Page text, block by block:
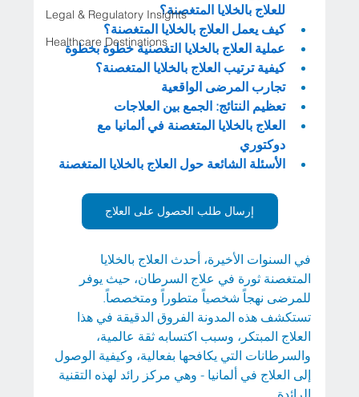
Legal & Regulatory Insights
Healthcare Destinations
للعلاج بالخلايا المتغصنة؟
كيف يعمل العلاج بالخلايا المتغصنة؟
عملية العلاج بالخلايا التغصنية خطوة بخطوة
كيفية ترتيب العلاج بالخلايا المتغصنة؟
تجارب المرضى الواقعية
تعظيم النتائج: الجمع بين العلاجات
العلاج بالخلايا المتغصنة في ألمانيا مع
دوكتوري
الأسئلة الشائعة حول العلاج بالخلايا المتغصنة
إرسال طلب الحصول على العلاج
في السنوات الأخيرة، أحدث العلاج بالخلايا
المتغصنة ثورة في علاج السرطان، حيث يوفر
للمرضى نهجاً شخصياً متطوراً ومتخصصاً.
تستكشف هذه المدونة الفروق الدقيقة في هذا
العلاج المبتكر، وسبب اكتسابه ثقة عالمية،
والسرطانات التي يكافحها بفعالية، وكيفية الوصول
إلى العلاج في ألمانيا - وهي مركز رائد لهذه التقنية